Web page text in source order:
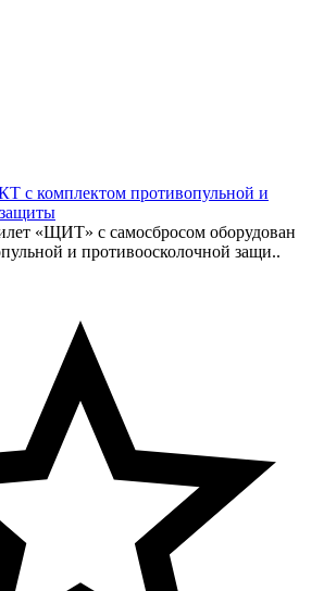
комплектом противопульной и
«ЩИТ» с самосбросом оборудован
и противоосколочной защи..